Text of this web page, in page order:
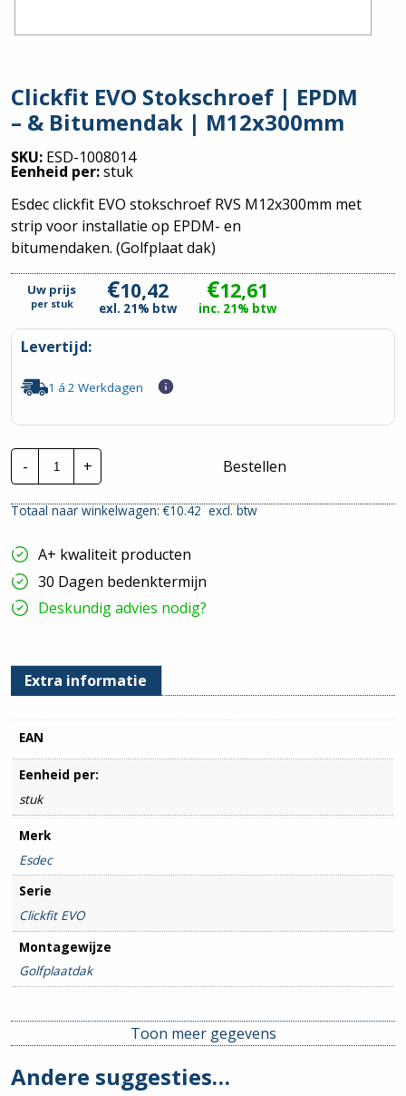
Clickfit EVO Stokschroef | EPDM
– & Bitumendak | M12x300mm
SKU: ESD-1008014
Eenheid per:stuk
Esdec clickfit EVO stokschroef RVS M12x300mm met
strip voor installatie op EPDM- en
bitumendaken. (Golfplaat dak)
Uw prijs
per stuk €10,42
exl. 21% btw
€12,61
inc. 21% btw
Levertijd:
1 á 2 Werkdagen
-
Clickfit
EVO
Stokschroef
EPDM
&
Bitumendak
|
M12x300mm
hoeveelheid
+ Bestellen
Totaal naar winkelwagen: €10.42excl. btw
A+ kwaliteit producten
30 Dagen bedenktermijn
Deskundig advies nodig?
Extra informatie
EAN
Eenheid per:
stuk
Merk
Esdec
Serie
Clickfit EVO
Montagewijze
Golfplaatdak
Toon meer gegevens
Andere suggesties…